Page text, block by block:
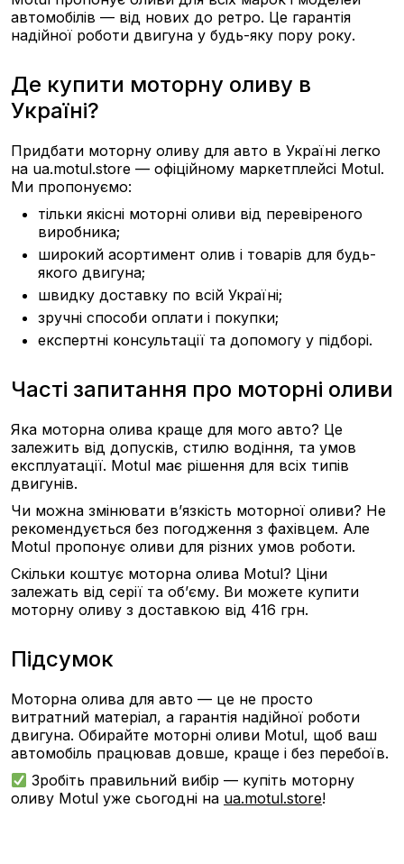
автомобілів — від нових до ретро. Це гарантія
надійної роботи двигуна у будь-яку пору року.
Де купити моторну оливу в
Україні?
Придбати моторну оливу для авто в Україні легко
на ua.motul.store — офіційному маркетплейсі Motul.
Ми пропонуємо:
тільки якісні моторні оливи від перевіреного
виробника;
широкий асортимент олив і товарів для будь-
якого двигуна;
швидку доставку по всій Україні;
зручні способи оплати і покупки;
експертні консультації та допомогу у підборі.
Часті запитання про моторні оливи
Яка моторна олива краще для мого авто? Це
залежить від допусків, стилю водіння, та умов
експлуатації. Motul має рішення для всіх типів
двигунів.
Чи можна змінювати в’язкість моторної оливи? Не
рекомендується без погодження з фахівцем. Але
Motul пропонує оливи для різних умов роботи.
Скільки коштує моторна олива Motul? Ціни
залежать від серії та об’єму. Ви можете купити
моторну оливу з доставкою від 416 грн.
Підсумок
Моторна олива для авто — це не просто
витратний матеріал, а гарантія надійної роботи
двигуна. Обирайте моторні оливи Motul, щоб ваш
автомобіль працював довше, краще і без перебоїв.
Зробіть правильний вибір — купіть моторну
оливу Motul уже сьогодні на ua.motul.store!